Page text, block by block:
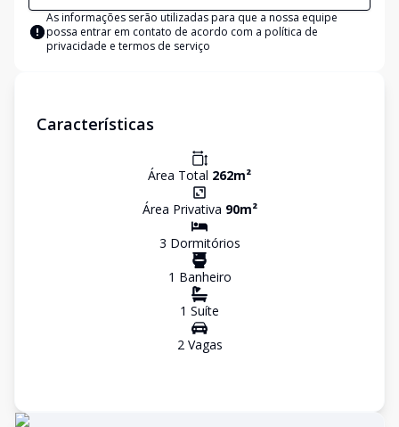
As informações serão utilizadas para que a nossa equipe
possa entrar em contato de acordo com a política de
privacidade e termos de serviço
Características
Área Total 262m²
Área Privativa 90m²
3 Dormitórios
1 Banheiro
1 Suíte
2Vagas